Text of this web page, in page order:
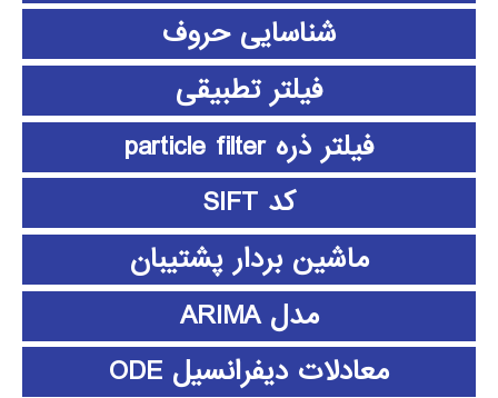
شناسایی حروف
فیلتر تطبیقی
فیلتر ذره particle filter
کد SIFT
ماشین بردار پشتیبان
مدل ARIMA
معادلات دیفرانسیل ODE